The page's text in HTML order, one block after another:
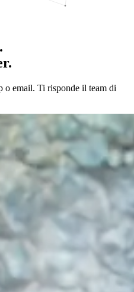
o email. Ti risponde il team di